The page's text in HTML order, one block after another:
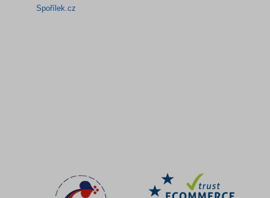
Spořílek.cz